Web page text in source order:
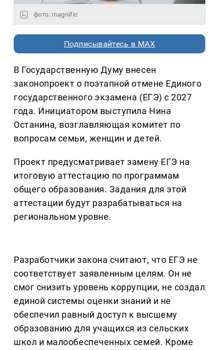
фото: magnific
Подписывайтесь в MAX
В Государственную Думу внесен
законопроект о поэтапной отмене Единого
государственного экзамена (ЕГЭ) с 2027
года. Инициатором выступила Нина
Останина, возглавляющая комитет по
вопросам семьи, женщин и детей.
Проект предусматривает замену ЕГЭ на
итоговую аттестацию по программам
общего образования. Задания для этой
аттестации будут разрабатываться на
региональном уровне.
Разработчики закона считают, что ЕГЭ не
соответствует заявленным целям. Он не
смог снизить уровень коррупции, не создал
единой системы оценки знаний и не
обеспечил равный доступ к высшему
образованию для учащихся из сельских
школ и малообеспеченных семей. Кроме